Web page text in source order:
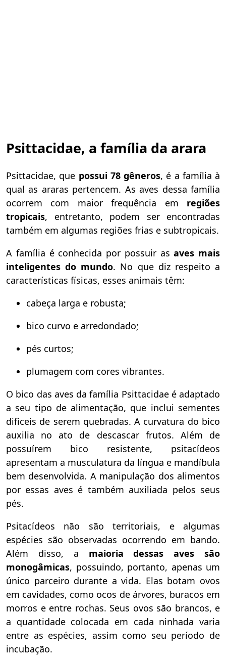
Psittacidae, a família da arara
Psittacidae, que possui 78 gêneros, é a família à
qual as araras pertencem. As aves dessa família
ocorrem com maior frequência em regiões
tropicais, entretanto, podem ser encontradas
também em algumas regiões frias e subtropicais.
A família é conhecida por possuir as aves mais
inteligentes do mundo. No que diz respeito a
características físicas, esses animais têm:
cabeça larga e robusta;
bico curvo e arredondado;
pés curtos;
plumagem com cores vibrantes.
O bico das aves da família Psittacidae é adaptado
a seu tipo de alimentação, que inclui sementes
difíceis de serem quebradas. A curvatura do bico
auxilia no ato de descascar frutos. Além de
possuírem bico resistente, psitacídeos
apresentam a musculatura da língua e mandíbula
bem desenvolvida. A manipulação dos alimentos
por essas aves é também auxiliada pelos seus
pés.
Psitacídeos não são territoriais, e algumas
espécies são observadas ocorrendo em bando.
Além disso,
a maioria dessas aves são
monogâmicas, possuindo, portanto, apenas um
único parceiro durante a vida. Elas botam ovos
em cavidades, como ocos de árvores, buracos em
morros e entre rochas. Seus ovos são brancos, e
a quantidade colocada em cada ninhada varia
entre as espécies, assim como seu período de
incubação.